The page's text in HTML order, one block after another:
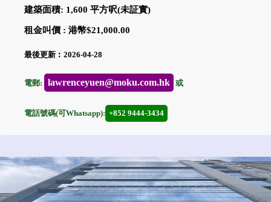
建築面積: 1,600 平方呎(未証實)
租金叫價 : 港幣$21,000.00
最後更新︰2026-04-28
電郵: lawrenceyuen@moku.com.hk 或
電話號碼(可Whatsapp): +852 9444-3434